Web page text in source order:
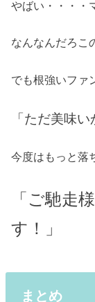
やばい・・・・
なんなんだろこ
でも根強いファ
「ただ美味い
今度はもっと落
「ご馳走
す！」
まとめ